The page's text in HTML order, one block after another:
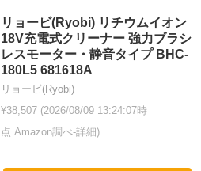
リョービ(Ryobi) リチウムイオン
18V充電式クリーナー 強力ブラシ
レスモーター・静音タイプ BHC-
180L5 681618A
リョービ(Ryobi)
¥38,507 (2026/08/09 13:24:07時
点 Amazon調べ-詳細)